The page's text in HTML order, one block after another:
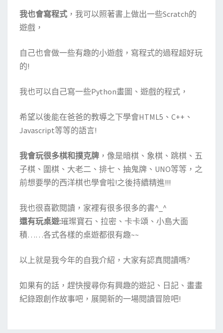
我也會寫程式 ，我可以照著書上做出一些Scratch的
遊戲，
自己也會做一些有趣的小遊戲，寫程式的過程超好玩
的!
我也可以自己寫一些Python畫圖、遊戲的程式，
希望以後能在爸爸的教導之下學會HTML5、C++、
Javascript等等的語言!
我會玩很多棋和撲克牌 ，像是暗棋、象棋、跳棋、五
子棋、圍棋、大老二、排七、抽鬼牌、UNO等等，之
前想要學的西洋棋也學會啦!之後持續精進!!!
我也很喜歡閱讀，家裡有很多很多的書^_^
還有玩桌遊:璀璨寶石、拉密、卡卡頌、小島大面
積……各式各樣的桌遊都很有趣~~
以上就是我今年的自我介紹，大家有認真閱讀嗎?
如果有的話，趕快搜尋你有興趣的遊記、日記、畫畫
紀錄跟創作故事吧，展開新的一場閱讀冒險吧!